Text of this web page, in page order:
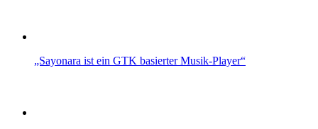
„Sayonara ist ein GTK basierter Musik-Player“